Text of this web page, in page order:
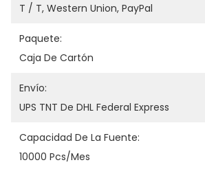
T / T, Western Union, PayPal
Paquete:
Caja De Cartón
Envío:
UPS TNT De DHL Federal Express
Capacidad De La Fuente:
10000 Pcs/mes